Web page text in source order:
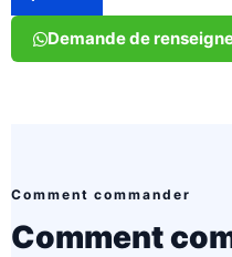
Demande de
Comment commander
Comment